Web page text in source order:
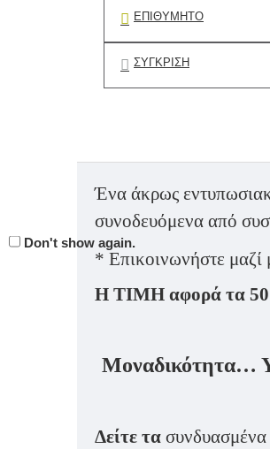
Don't show again.
ΕΠΙΘΥΜΗΤΌ
ΣΎΓΚΡΙΣΗ
Ένα άκρως
συνοδευόμενα από
* Επικοινωνήστε μαζί
Η ΤΙΜΗ αφορά τα 50
Μοναδικότητα…
Δείτε τα συνδυασμένα